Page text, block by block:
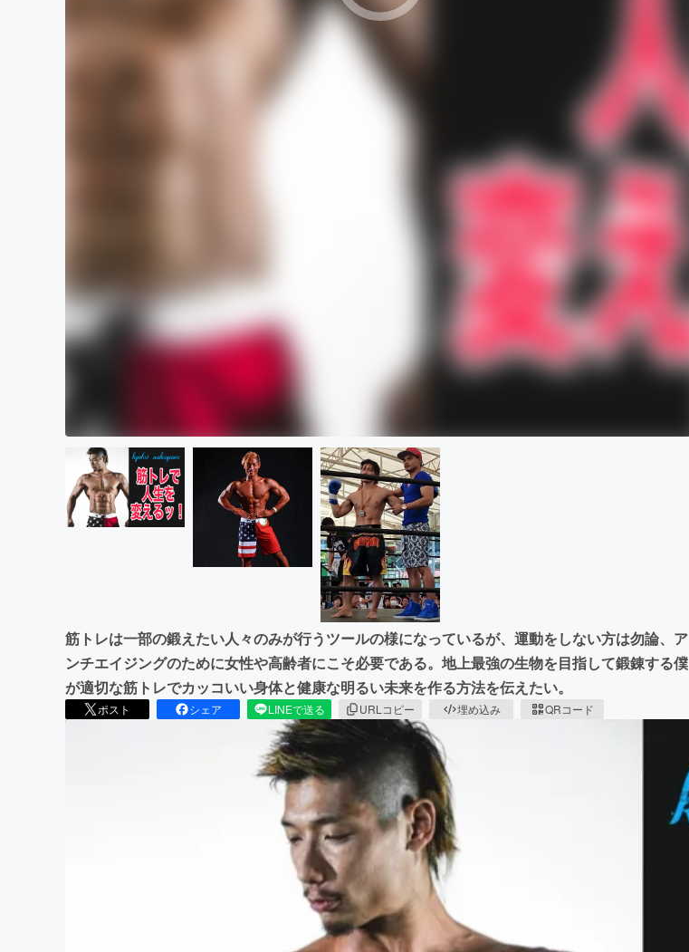
筋トレは一部の鍛えたい人々のみが行うツールの様になっているが、運動をしない方は勿論、ア
ンチエイジングのために女性や高齢者にこそ必要である。地上最強の生物を目指して鍛錬する僕
が適切な筋トレでカッコいい身体と健康な明るい未来を作る方法を伝えたい。
ポスト シェア LINEで送る URLコピー 埋め込み QRコード